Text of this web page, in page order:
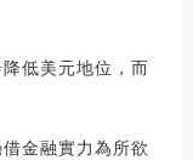
低美元地位，而
金融實力為所欲